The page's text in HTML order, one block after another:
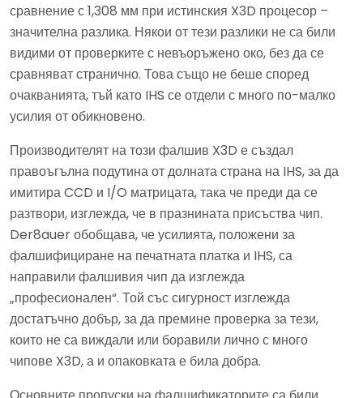
сравнение с 1,308 мм при истинския X3D процесор –
значителна разлика. Някои от тези разлики не са били
видими от проверките с невъоръжено око, без да се
сравняват странично. Това също не беше според
очакванията, тъй като IHS се отдели с много по-малко
усилия от обикновено.
Производителят на този фалшив X3D е създал
правоъгълна подутина от долната страна на IHS, за да
имитира CCD и I/O матрицата, така че преди да се
разтвори, изглежда, че в празнината присъства чип.
Der8auer обобщава, че усилията, положени за
фалшифициране на печатната платка и IHS, са
направили фалшивия чип да изглежда
„професионален“. Той със сигурност изглежда
достатъчно добър, за да премине проверка за тези,
които не са виждали или боравили лично с много
чипове X3D, а и опаковката е била добра.